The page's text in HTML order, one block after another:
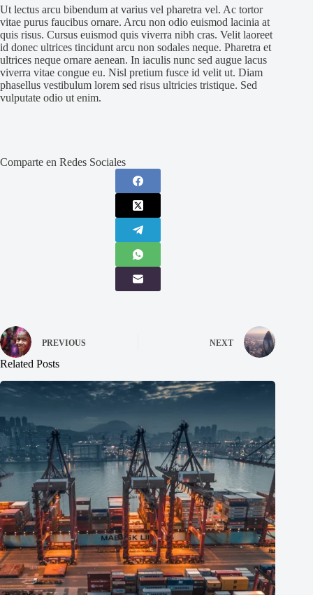
Ut lectus arcu bibendum at varius vel pharetra vel. Ac tortor
vitae purus faucibus ornare. Arcu non odio euismod lacinia at
quis risus. Cursus euismod quis viverra nibh cras. Velit laoreet
id donec ultrices tincidunt arcu non sodales neque. Pharetra et
ultrices neque ornare aenean. In iaculis nunc sed augue lacus
viverra vitae congue eu. Nisl pretium fusce id velit ut. Diam
phasellus vestibulum lorem sed risus ultricies tristique. Sed
vulputate odio ut enim.
Comparte en Redes Sociales
PREVIOUS NEXT
Related Posts